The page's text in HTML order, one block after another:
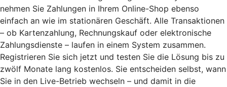
nehmen Sie Zahlungen in Ihrem Online-Shop ebenso
einfach an wie im stationären Geschäft. Alle Transaktionen
– ob Kartenzahlung, Rechnungskauf oder elektronische
Zahlungsdienste – laufen in einem System zusammen.
Registrieren Sie sich jetzt und testen Sie die Lösung bis zu
zwölf Monate lang kostenlos. Sie entscheiden selbst, wann
Sie in den Live-Betrieb wechseln – und damit in die